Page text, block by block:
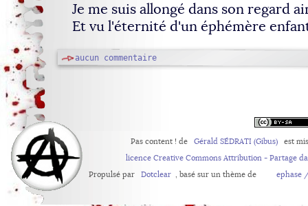
Je me suis allongé dans son regard
Et vu l'éternité d'un éphémère
aucun commentaire
Pas content ! de Gérald SÉDRATI (Gibus)
est
licence Creative Commons Attribution - Partage
Propulsé par
Dotclear , basé sur un thème de ephase